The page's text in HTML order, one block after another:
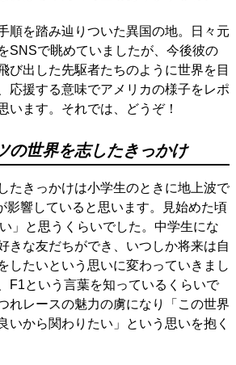
順を踏み辿りついた異国の地。日々元
SNSで眺めていましたが、今後彼の
び出した先駆者たちのように世界を目
応援する意味でアメリカの様子をレポ
います。それでは、どうぞ！
の世界を志したきっかけ
たきっかけは小学生のときに地上波で
影響していると思います。見始めた頃
」と思うくらいでした。中学生にな
きな友だちができ、いつしか将来は自
したいという思いに変わっていきまし
F1という言葉を知っているくらいで
れレースの魅力の虜になり「この世界
いから関わりたい」という思いを抱く